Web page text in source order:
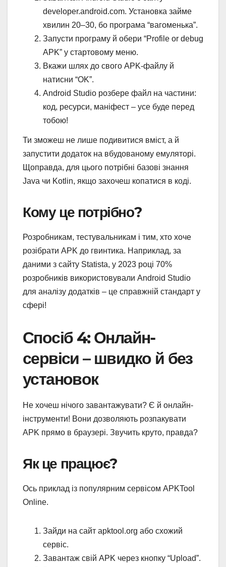
developer.android.com. Установка займе
хвилин 20–30, бо програма “вагоменька”.
Запусти програму й обери “Profile or debug
APK” у стартовому меню.
Вкажи шлях до свого APK-файлу й
натисни “OK”.
Android Studio розбере файл на частини:
код, ресурси, маніфест – усе буде перед
тобою!
Ти зможеш не лише подивитися вміст, а й
запустити додаток на вбудованому емуляторі.
Щоправда, для цього потрібні базові знання
Java чи Kotlin, якщо захочеш копатися в коді.
Кому це потрібно?
Розробникам, тестувальникам і тим, хто хоче
розібрати APK до гвинтика. Наприклад, за
даними з сайту Statista, у 2023 році 70%
розробників використовували Android Studio
для аналізу додатків – це справжній стандарт у
сфері!
Спосіб 4: Онлайн-
сервіси – швидко й без
установок
Не хочеш нічого завантажувати? Є й онлайн-
інструменти! Вони дозволяють розпакувати
APK прямо в браузері. Звучить круто, правда?
Як це працює?
Ось приклад із популярним сервісом APKTool
Online.
Зайди на сайт apktool.org або схожий
сервіс.
Завантаж свій APK через кнопку “Upload”.